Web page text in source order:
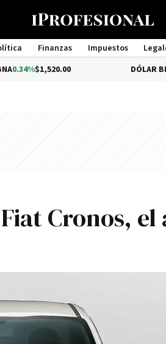
Finanzas Impuestos
Management
DÓLAR BLUE-0.33%
Cronos, el